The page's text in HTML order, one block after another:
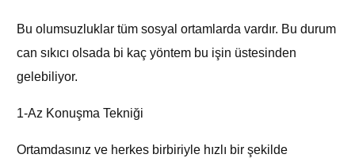
Bu olumsuzluklar tüm sosyal ortamlarda vardır. Bu durum
can sıkıcı olsada bi kaç yöntem bu işin üstesinden
gelebiliyor.
1-Az Konuşma Tekniği
Ortamdasınız ve herkes birbiriyle hızlı bir şekilde